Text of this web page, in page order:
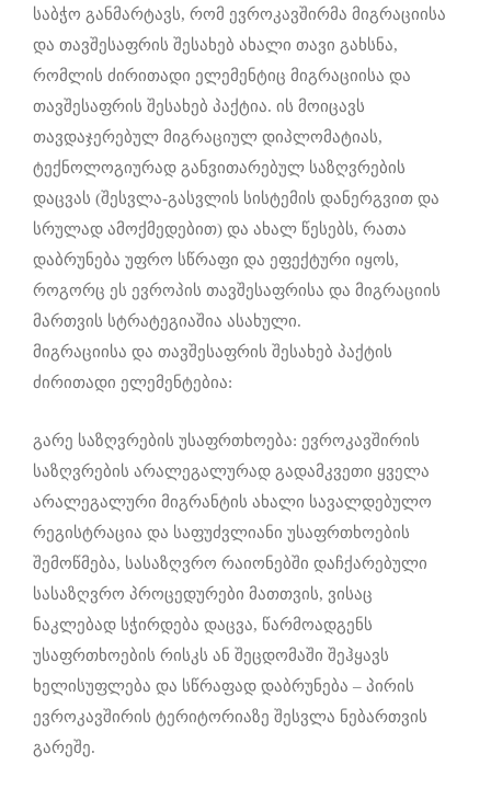
საბჭო განმარტავს, რომ ევროკავშირმა მიგრაციისა
და თავშესაფრის შესახებ ახალი თავი გახსნა,
რომლის ძირითადი ელემენტიც მიგრაციისა და
თავშესაფრის შესახებ პაქტია. ის მოიცავს
თავდაჯერებულ მიგრაციულ დიპლომატიას,
ტექნოლოგიურად განვითარებულ საზღვრების
დაცვას (შესვლა-გასვლის სისტემის დანერგვით და
სრულად ამოქმედებით) და ახალ წესებს, რათა
დაბრუნება უფრო სწრაფი და ეფექტური იყოს,
როგორც ეს ევროპის თავშესაფრისა და მიგრაციის
მართვის სტრატეგიაშია ასახული.
მიგრაციისა და თავშესაფრის შესახებ პაქტის
ძირითადი ელემენტებია:
გარე საზღვრების უსაფრთხოება: ევროკავშირის
საზღვრების არალეგალურად გადამკვეთი ყველა
არალეგალური მიგრანტის ახალი სავალდებულო
რეგისტრაცია და საფუძვლიანი უსაფრთხოების
შემოწმება, სასაზღვრო რაიონებში დაჩქარებული
სასაზღვრო პროცედურები მათთვის, ვისაც
ნაკლებად სჭირდება დაცვა, წარმოადგენს
უსაფრთხოების რისკს ან შეცდომაში შეჰყავს
ხელისუფლება და სწრაფად დაბრუნება – პირის
ევროკავშირის ტერიტორიაზე შესვლა ნებართვის
გარეშე.